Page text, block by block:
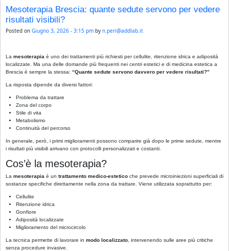
Mesoterapia Brescia: quante sedute servono per vedere
risultati visibili?
Posted on Giugno 3, 2026 - 3:15 pm by n.peri@addlab.it
La mesoterapia è uno dei trattamenti più richiesti per cellulite, ritenzione idrica e adiposità
localizzate. Ma una delle domande più frequenti nei centri estetici e di medicina estetica a
Brescia è sempre la stessa: “Quante sedute servono davvero per vedere risultati?”
La risposta dipende da diversi fattori:
Problema da trattare
Zona del corpo
Stile di vita
Metabolismo
Continuità del percorso
In generale, però, i primi miglioramenti possono comparire già dopo le prime sedute, mentre
i risultati più visibili arrivano con protocolli personalizzati e costanti.
Cos’è la mesoterapia?
La mesoterapia è un trattamento medico-estetico che prevede microiniezioni superficiali di
sostanze specifiche direttamente nella zona da trattare. Viene utilizzata soprattutto per:
Cellulite
Ritenzione idrica
Gonfiore
Adiposità localizzate
Miglioramento del microcircolo
La tecnica permette di lavorare in modo localizzato , intervenendo sulle aree più critiche
senza procedure invasive.